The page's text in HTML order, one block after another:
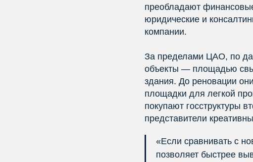
преобладают финансовые
юридические и
компании.
За пределами ЦАО, по
объекты — площадью
здания. До реновации
площадки для легкой
покупают госструктуры
представители
«Если сравнивать с
позволяет быстрее